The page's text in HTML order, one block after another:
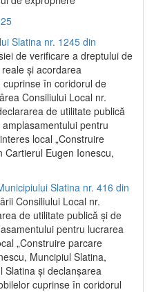
Slatina nr. 1245 din
de verificare a dreptului de
și acordarea
în coridorul de
Consiliului Local nr.
de utilitate publică
pentru
local „Construire
Eugen Ionescu,
Slatina nr. 416 din
Consiliului Local nr.
de utilitate publică și de
pentru lucrarea
„Construire parcare
Muncipiul Slatina,
Slatina și declanșarea
cuprinse în coridorul